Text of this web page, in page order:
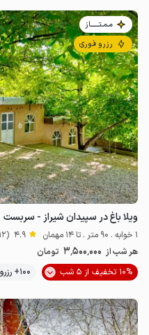
مـمـتــــــاز
رزرو فوری
ویلا باغ در سپیدان شیراز - سربست
1 خوابه . 90 متر . تا 14 مهمان 4.9 (112 نظر)
هر شب از 3٬500٬000 تومان
10% تخفیف از 5 شب
100+ رزرو موفق